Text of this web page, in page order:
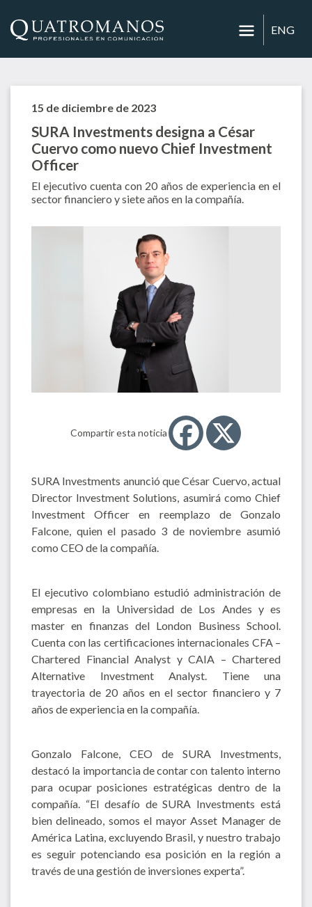
ENG
15 de diciembre de 2023
SURA Investments designa a César
Cuervo como nuevo Chief Investment
Officer
El ejecutivo cuenta con 20 años de experiencia en el
sector financiero y siete años en la compañía.
Compartir esta noticia
SURA Investments anunció que César Cuervo, actual
Director Investment Solutions, asumirá como Chief
Investment Officer en reemplazo de Gonzalo
Falcone, quien el pasado 3 de noviembre asumió
como CEO de la compañía.
El ejecutivo colombiano estudió administración de
empresas en la Universidad de Los Andes y es
master en finanzas del London Business School.
Cuenta con las certificaciones internacionales CFA –
Chartered Financial Analyst y CAIA – Chartered
Alternative Investment Analyst. Tiene una
trayectoria de 20 años en el sector financiero y 7
años de experiencia en la compañía.
Gonzalo Falcone, CEO de SURA Investments,
destacó la importancia de contar con talento interno
para ocupar posiciones estratégicas dentro de la
compañía. “El desafío de SURA Investments está
bien delineado, somos el mayor Asset Manager de
América Latina, excluyendo Brasil, y nuestro trabajo
es seguir potenciando esa posición en la región a
través de una gestión de inversiones experta”.